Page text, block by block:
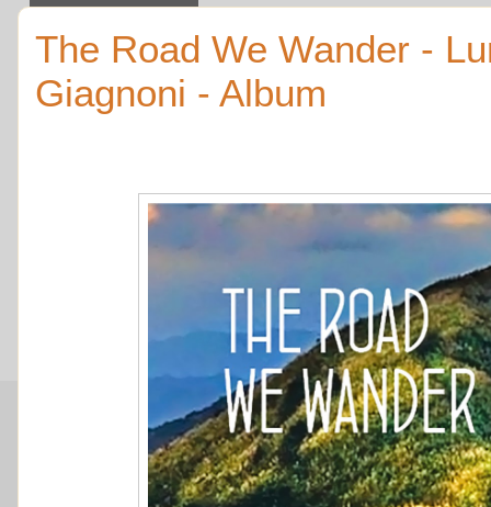
The Road We Wander -
Giagnoni - Album